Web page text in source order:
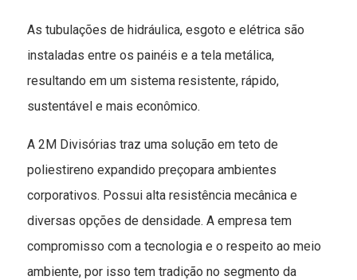
As tubulações de hidráulica, esgoto e elétrica são
instaladas entre os painéis e a tela metálica,
resultando em um sistema resistente, rápido,
sustentável e mais econômico.
A 2M Divisórias traz uma solução em teto de
poliestireno expandido preçopara ambientes
corporativos. Possui alta resistência mecânica e
diversas opções de densidade. A empresa tem
compromisso com a tecnologia e o respeito ao meio
ambiente, por isso tem tradição no segmento da